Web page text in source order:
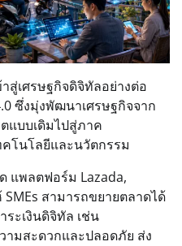
สู่เศรษฐกิจดิจิทัลอย่างต่อ
ซึ่งมุ่งพัฒนาเศรษฐกิจจาก
แบบเดิมไปสู่ภาค
โนโลยีและนวัตกรรม
แพลตฟอร์ม Lazada,
SMEs สามารถขยายตลาดได้
ระเงินดิจิทัล เช่น
มสะดวกและปลอดภัย ส่ง